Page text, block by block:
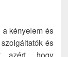
kényelem és
és
azért, hogy